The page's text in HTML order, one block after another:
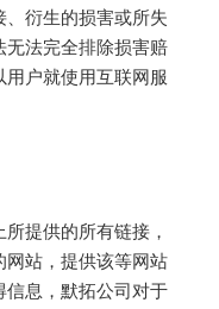
衍生的损害或所失
无法完全排除损害赔
户就使用互联网服
提供的所有链接，
网站，提供该等网站
信息，默拓公司对于